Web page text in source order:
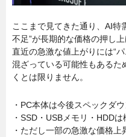
ここまで見てきた通り、AI特
不足”が長期的な価格の押し
直近の急激な値上がりには“
混ざっている可能性もあるた
くとは限りません。
・PC本体は今後スペックダ
・SSD・USBメモリ・HDD
・ただし一部の急激な価格